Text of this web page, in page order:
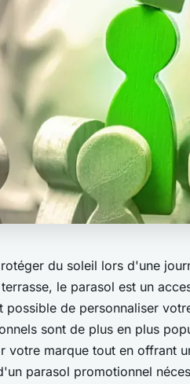
du soleil lors d'une
le parasol est un
possible de personnaliser
sont de plus en plus
votre marque tout en offrant
parasol promotionnel